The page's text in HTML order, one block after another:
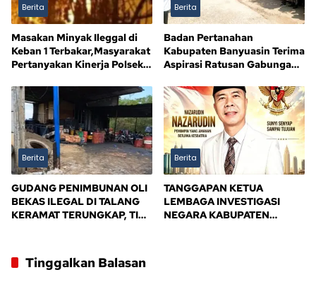
Berita
Masakan Minyak Ileggal di
Keban 1 Terbakar,Masyarakat
Pertanyakan Kinerja Polsek
Berita
Badan Pertanahan
Kabupaten Banyuasin Terima
Aspirasi Ratusan Gabungan
Persatuan Masyarakat Rimba
Asam
Berita
GUDANG PENIMBUNAN OLI
BEKAS ILEGAL DI TALANG
KERAMAT TERUNGKAP, TIM
TEGAS PEMERINTAH
BANYUASIN
Berita
TANGGAPAN KETUA
LEMBAGA INVESTIGASI
NEGARA KABUPATEN
Tinggalkan Balasan